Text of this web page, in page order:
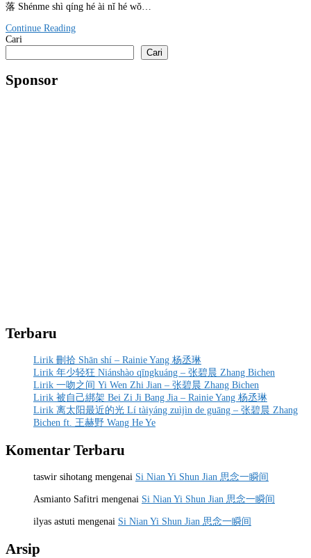
落 Shénme shì qíng hé ài nǐ hé wǒ…
Continue Reading
Cari
Cari
Sponsor
Terbaru
Lirik 刪拾 Shān shí – Rainie Yang 杨丞琳
Lirik 年少轻狂 Niánshào qīngkuáng – 张碧晨 Zhang Bichen
Lirik 一吻之间 Yi Wen Zhi Jian – 张碧晨 Zhang Bichen
Lirik 被自己綁架 Bei Zi Ji Bang Jia – Rainie Yang 杨丞琳
Lirik 离太阳最近的光 Lí tàiyáng zuìjìn de guāng – 张碧晨 Zhang
Bichen ft. 王赫野 Wang He Ye
Komentar Terbaru
taswir sihotang mengenai Si Nian Yi Shun Jian 思念一瞬间
Asmianto Safitri mengenai Si Nian Yi Shun Jian 思念一瞬间
ilyas astuti mengenai Si Nian Yi Shun Jian 思念一瞬间
Arsip